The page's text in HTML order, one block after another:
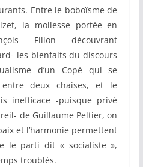
Entre le boboïsme de
la mollesse portée en
Fillon découvrant
les bienfaits du discours
d’un Copé qui se
entre deux chaises, et le
inefficace -puisque privé
de Guillaume Peltier, on
et l’harmonie permettent
le parti dit « socialiste »,
troublés.